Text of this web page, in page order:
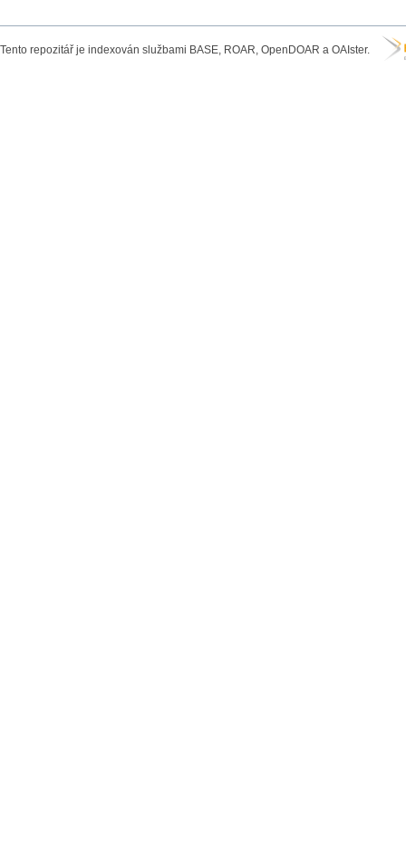
Tento repozitář je indexován službami BASE, ROAR, OpenDOAR a OAIster.